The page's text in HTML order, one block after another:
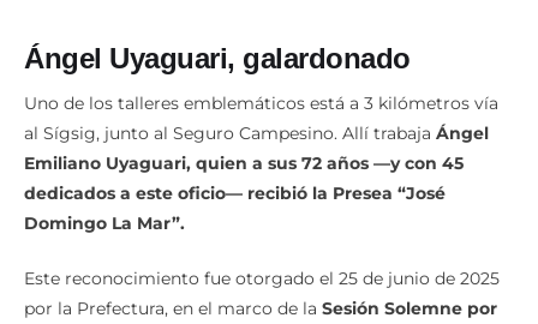
Ángel Uyaguari, galardonado
Uno de los talleres emblemáticos está a 3 kilómetros vía
al Sígsig, junto al Seguro Campesino. Allí trabaja Ángel
Emiliano Uyaguari, quien a sus 72 años —y con 45
dedicados a este oficio— recibió la Presea “José
Domingo La Mar”.
Este reconocimiento fue otorgado el 25 de junio de 2025
por la Prefectura, en el marco de la Sesión Solemne por